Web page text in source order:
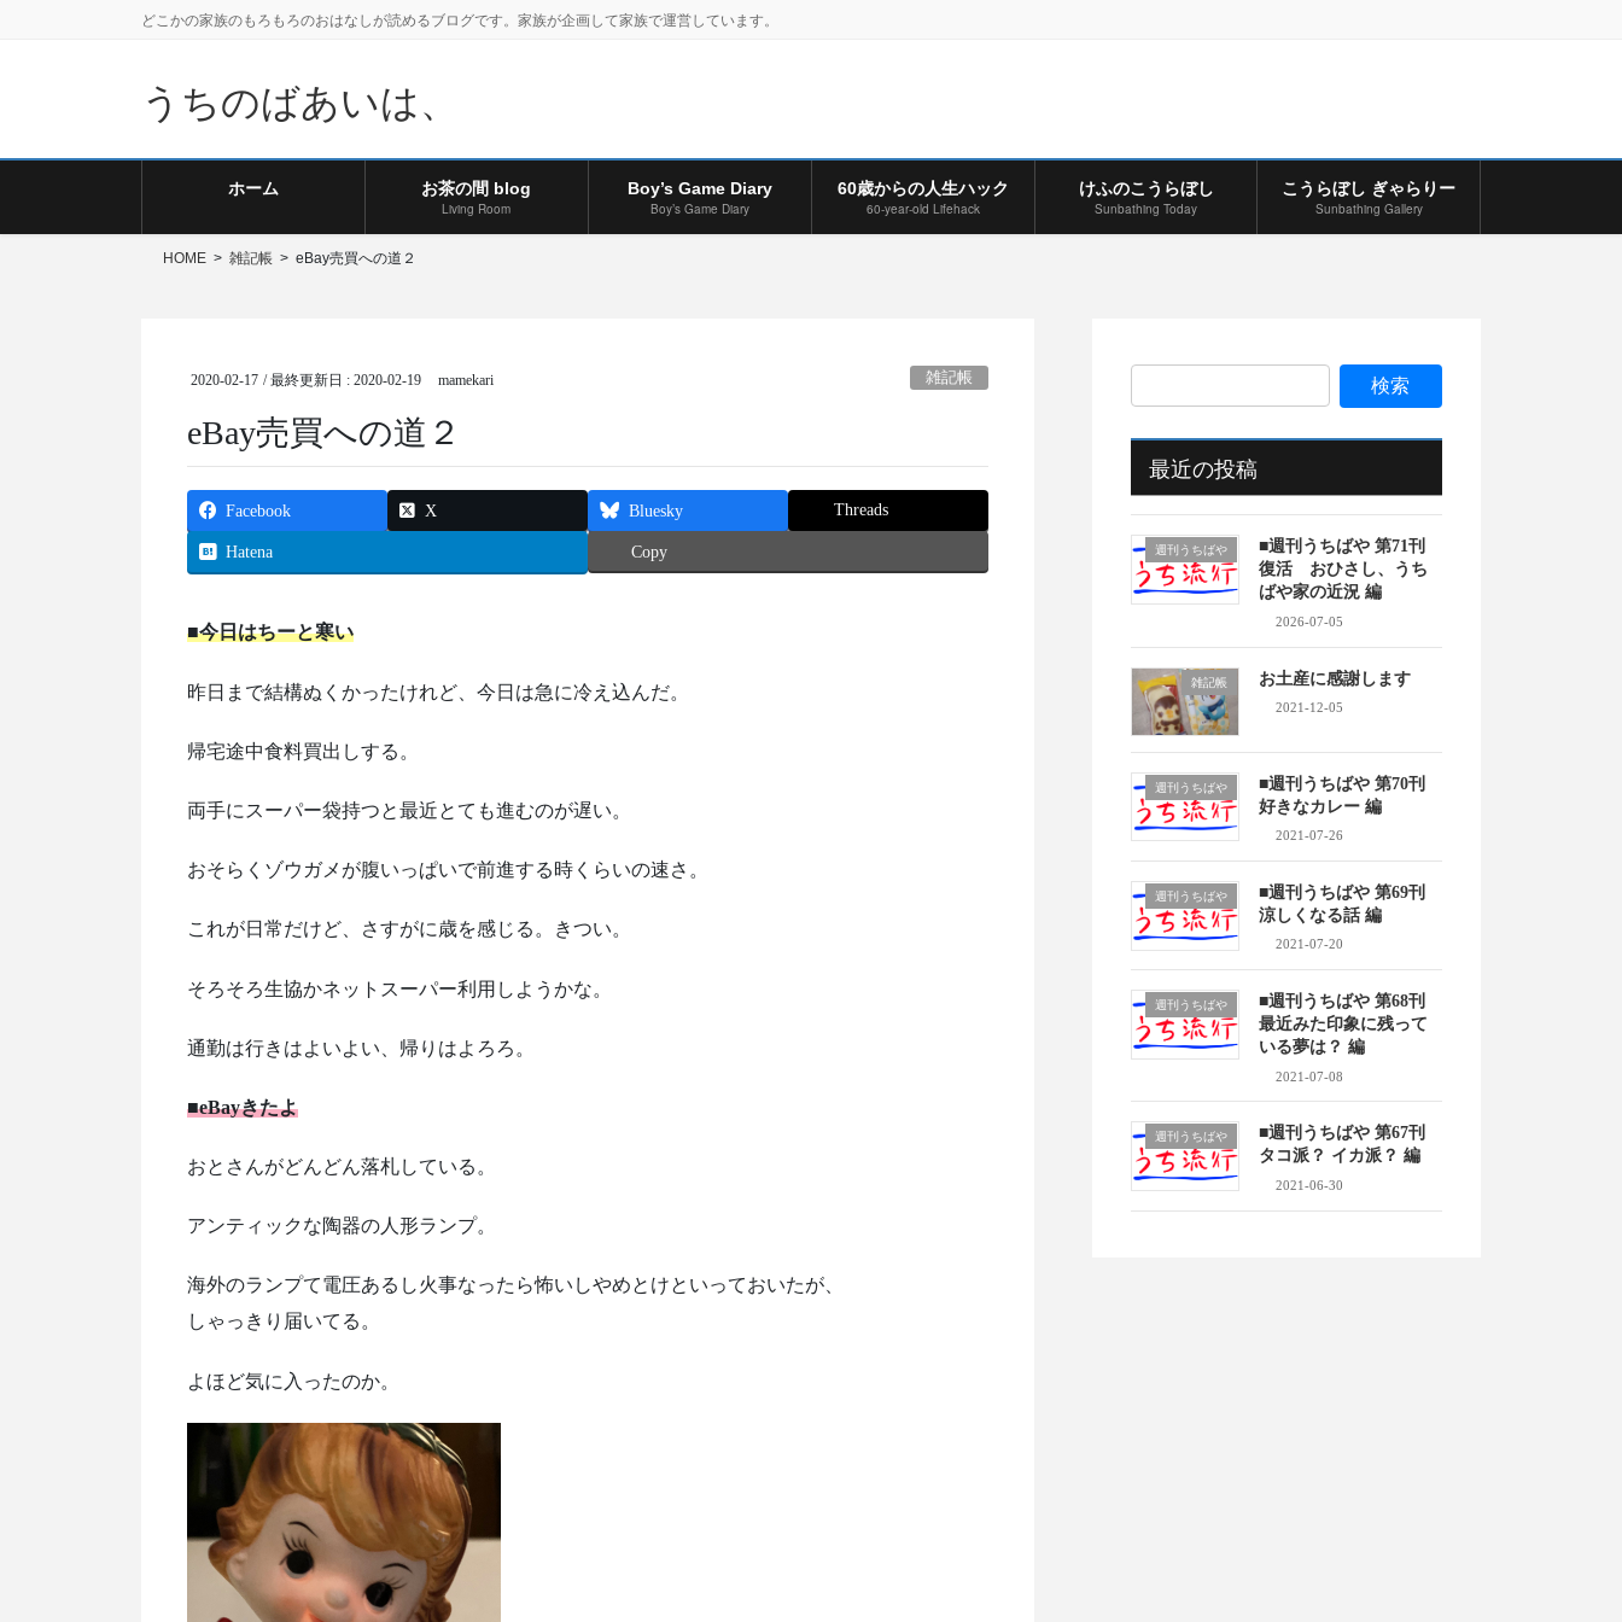
どこかの家族のもろもろのおはなしが読めるブログです。家族が企画して家族で運営しています。
うちのばあいは、
ホーム お茶の間 blog
Living Room
Boy’s Game Diary
Boy’s Game Diary
60歳からの人生ハック
60-year-old Lifehack
けふのこうらぼし
Sunbathing Today
こうらぼし ぎゃらりー
Sunbathing Gallery
HOME 雑記帳 eBay売買への道２
2020-02-17 / 最終更新日 :2020-02-19 mamekari 雑記帳
eBay売買への道２
Facebook X Bluesky Threads
Hatena Copy
■今日はちーと寒い
昨日まで結構ぬくかったけれど、今日は急に冷え込んだ。
帰宅途中食料買出しする。
両手にスーパー袋持つと最近とても進むのが遅い。
おそらくゾウガメが腹いっぱいで前進する時くらいの速さ。
これが日常だけど、さすがに歳を感じる。きつい。
そろそろ生協かネットスーパー利用しようかな。
通勤は行きはよいよい、帰りはよろろ。
■eBayきたよ
おとさんがどんどん落札している。
アンティックな陶器の人形ランプ。
海外のランプて電圧あるし火事なったら怖いしやめとけといっておいたが、
しゃっきり届いてる。
よほど気に入ったのか。
最近の投稿
週刊うちばや
■週刊うちばや 第71刊
復活 おひさし、うち
ばや家の近況 編
2026-07-05
雑記帳 お土産に感謝します
2021-12-05
週刊うちばや
■週刊うちばや 第70刊
好きなカレー 編
2021-07-26
週刊うちばや
■週刊うちばや 第69刊
涼しくなる話 編
2021-07-20
週刊うちばや
■週刊うちばや 第68刊
最近みた印象に残って
いる夢は？ 編
2021-07-08
週刊うちばや
■週刊うちばや 第67刊
タコ派？ イカ派？ 編
2021-06-30